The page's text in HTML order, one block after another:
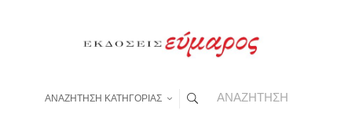
ΑΝΑΖΗΤΗΣΗ ΚΑΤΗΓΟΡΙΑΣ